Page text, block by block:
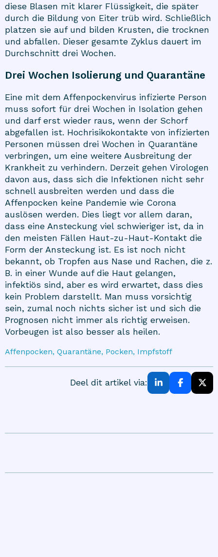
diese Blasen mit klarer Flüssigkeit, die später
durch die Bildung von Eiter trüb wird. Schließlich
platzen sie auf und bilden Krusten, die trocknen
und abfallen. Dieser gesamte Zyklus dauert im
Durchschnitt drei Wochen.
Drei Wochen Isolierung und Quarantäne
Eine mit dem Affenpockenvirus infizierte Person
muss sofort für drei Wochen in Isolation gehen
und darf erst wieder raus, wenn der Schorf
abgefallen ist. Hochrisikokontakte von infizierten
Personen müssen drei Wochen in Quarantäne
verbringen, um eine weitere Ausbreitung der
Krankheit zu verhindern. Derzeit gehen Virologen
davon aus, dass sich die Infektionen nicht sehr
schnell ausbreiten werden und dass die
Affenpocken keine Pandemie wie Corona
auslösen werden. Dies liegt vor allem daran,
dass eine Ansteckung viel schwieriger ist, da in
den meisten Fällen Haut-zu-Haut-Kontakt die
Form der Ansteckung ist. Es ist noch nicht
bekannt, ob Tropfen aus Nase und Rachen, die z.
B. in einer Wunde auf die Haut gelangen,
infektiös sind, aber es wird erwartet, dass dies
kein Problem darstellt. Man muss vorsichtig
sein, zumal noch nichts sicher ist und sich die
Prognosen nicht immer als richtig erweisen.
Vorbeugen ist also besser als heilen.
Affenpocken, Quarantäne, Pocken, Impfstoff
Deel dit artikel via: